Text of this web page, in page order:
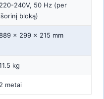
220-240V, 50 Hz (per
išorinį bloką)
× 299 × 215 mm
kg
2 metai